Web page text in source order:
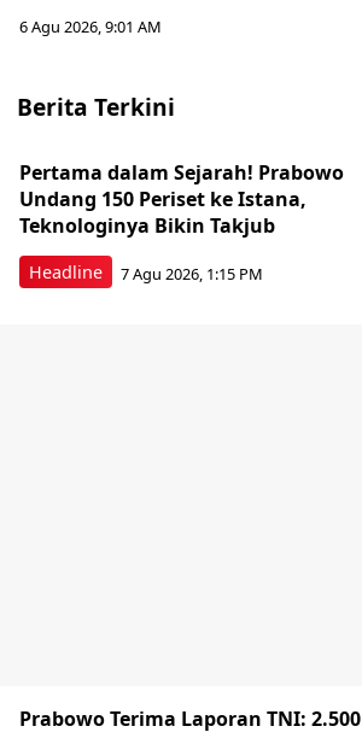
6 Agu 2026, 9:01 AM
Berita Terkini
Headline
Pertama dalam Sejarah! Prabowo
Undang 150 Periset ke Istana,
Teknologinya Bikin Takjub
7 Agu 2026, 1:15 PM
Prabowo Terima Laporan TNI: 2.500